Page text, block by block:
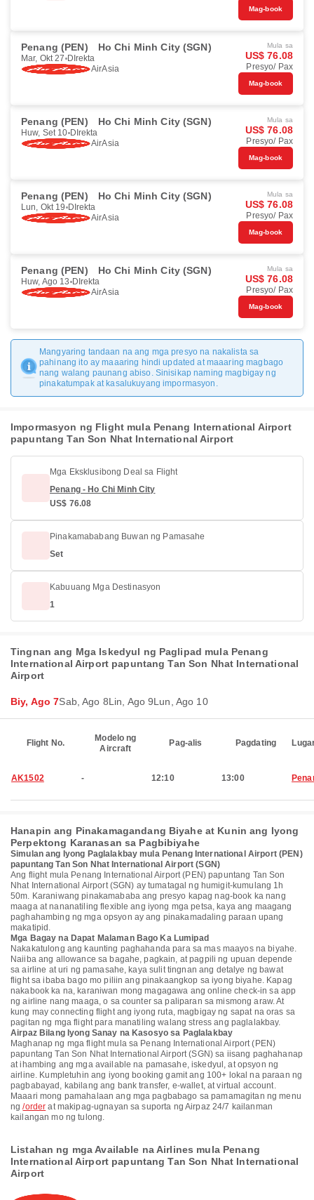
Mag-book
Penang (PEN) Ho Chi Minh City (SGN)
Mar, Okt 27 DIrekta
AirAsia
Mula sa
US$ 76.08
Presyo/ Pax
Mag-book
Penang (PEN) Ho Chi Minh City (SGN)
Huw, Set 10 DIrekta
AirAsia
Mula sa
US$ 76.08
Presyo/ Pax
Mag-book
Penang (PEN) Ho Chi Minh City (SGN)
Lun, Okt 19 DIrekta
AirAsia
Mula sa
US$ 76.08
Presyo/ Pax
Mag-book
Penang (PEN) Ho Chi Minh City (SGN)
Huw, Ago 13 DIrekta
AirAsia
Mula sa
US$ 76.08
Presyo/ Pax
Mag-book
Mangyaring tandaan na ang mga presyo na nakalista sa
pahinang ito ay maaaring hindi updated at maaaring magbago
nang walang paunang abiso. Sinisikap naming magbigay ng
pinakatumpak at kasalukuyang impormasyon.
Impormasyon ng Flight mula Penang International Airport
papuntang Tan Son Nhat International Airport
Mga Eksklusibong Deal sa Flight
Penang - Ho Chi Minh City
US$ 76.08
Pinakamababang Buwan ng Pamasahe
Set
Kabuuang Mga Destinasyon
1
Tingnan ang Mga Iskedyul ng Paglipad mula Penang
International Airport papuntang Tan Son Nhat International
Airport
Biy, Ago 7Sab, Ago 8Lin, Ago 9Lun, Ago 10
Flight No.
Modelo ng
Aircraft
Pag-alis Pagdating
AK1502 - 12:10 13:00
Hanapin ang Pinakamagandang Biyahe at Kunin ang Iyong
Perpektong Karanasan sa Pagbibiyahe
Simulan ang Iyong Paglalakbay mula Penang International Airport (PEN)
papuntang Tan Son Nhat International Airport (SGN)
Ang flight mula Penang International Airport (PEN) papuntang Tan Son
Nhat International Airport (SGN) ay tumatagal ng humigit-kumulang 1h
50m. Karaniwang pinakamababa ang presyo kapag nag-book ka nang
maaga at nananatiling flexible ang iyong mga petsa, kaya ang maagang
paghahambing ng mga opsyon ay ang pinakamadaling paraan upang
makatipid.
Mga Bagay na Dapat Malaman Bago Ka Lumipad
Nakakatulong ang kaunting paghahanda para sa mas maayos na biyahe.
Naiiba ang allowance sa bagahe, pagkain, at pagpili ng upuan depende
sa airline at uri ng pamasahe, kaya sulit tingnan ang detalye ng bawat
flight sa ibaba bago mo piliin ang pinakaangkop sa iyong biyahe. Kapag
nakabook ka na, karaniwan mong magagawa ang online check-in sa app
ng airline nang maaga, o sa counter sa paliparan sa mismong araw. At
kung may connecting flight ang iyong ruta, magbigay ng sapat na oras sa
pagitan ng mga flight para manatiling walang stress ang paglalakbay.
Airpaz Bilang Iyong Sanay na Kasosyo sa Paglalakbay
Maghanap ng mga flight mula sa Penang International Airport (PEN)
papuntang Tan Son Nhat International Airport (SGN) sa iisang paghahanap
at ihambing ang mga available na pamasahe, iskedyul, at opsyon ng
airline. Kumpletuhin ang iyong booking gamit ang 100+ lokal na paraan ng
pagbabayad, kabilang ang bank transfer, e-wallet, at virtual account.
Maaari mong pamahalaan ang mga pagbabago sa pamamagitan ng menu
ng/order at makipag-ugnayan sa suporta ng Airpaz 24/7 kailanman
kailangan mo ng tulong.
Listahan ng mga Available na Airlines mula Penang
International Airport papuntang Tan Son Nhat International
Airport